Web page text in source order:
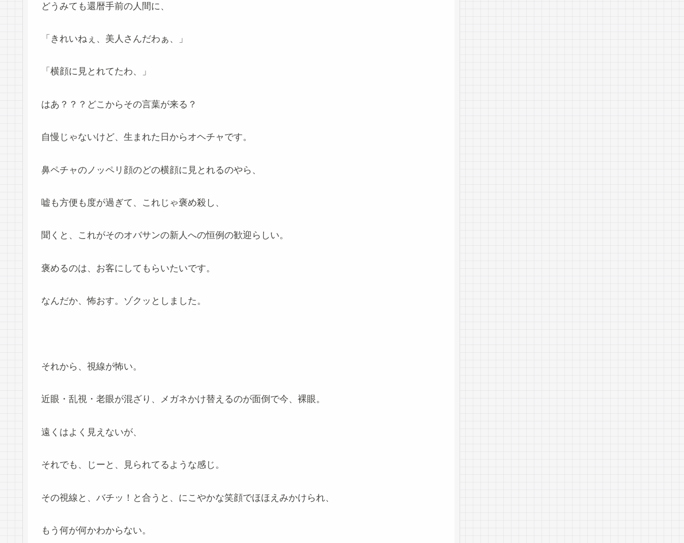
どうみても還暦手前の人間に、
「きれいねぇ、美人さんだわぁ、」
「横顔に見とれてたわ、」
はあ？？？どこからその言葉が来る？
自慢じゃないけど、生まれた日からオヘチャです。
鼻ペチャのノッペリ顔のどの横顔に見とれるのやら、
嘘も方便も度が過ぎて、これじゃ褒め殺し、
聞くと、これがそのオバサンの新人への恒例の歓迎らしい。
褒めるのは、お客にしてもらいたいです。
なんだか、怖おす。ゾクッとしました。
それから、視線が怖い。
近眼・乱視・老眼が混ざり、メガネかけ替えるのが面倒で今、裸眼。
遠くはよく見えないが、
それでも、じーと、見られてるような感じ。
その視線と、バチッ！と合うと、にこやかな笑顔でほほえみかけられ、
もう何が何かわからない。